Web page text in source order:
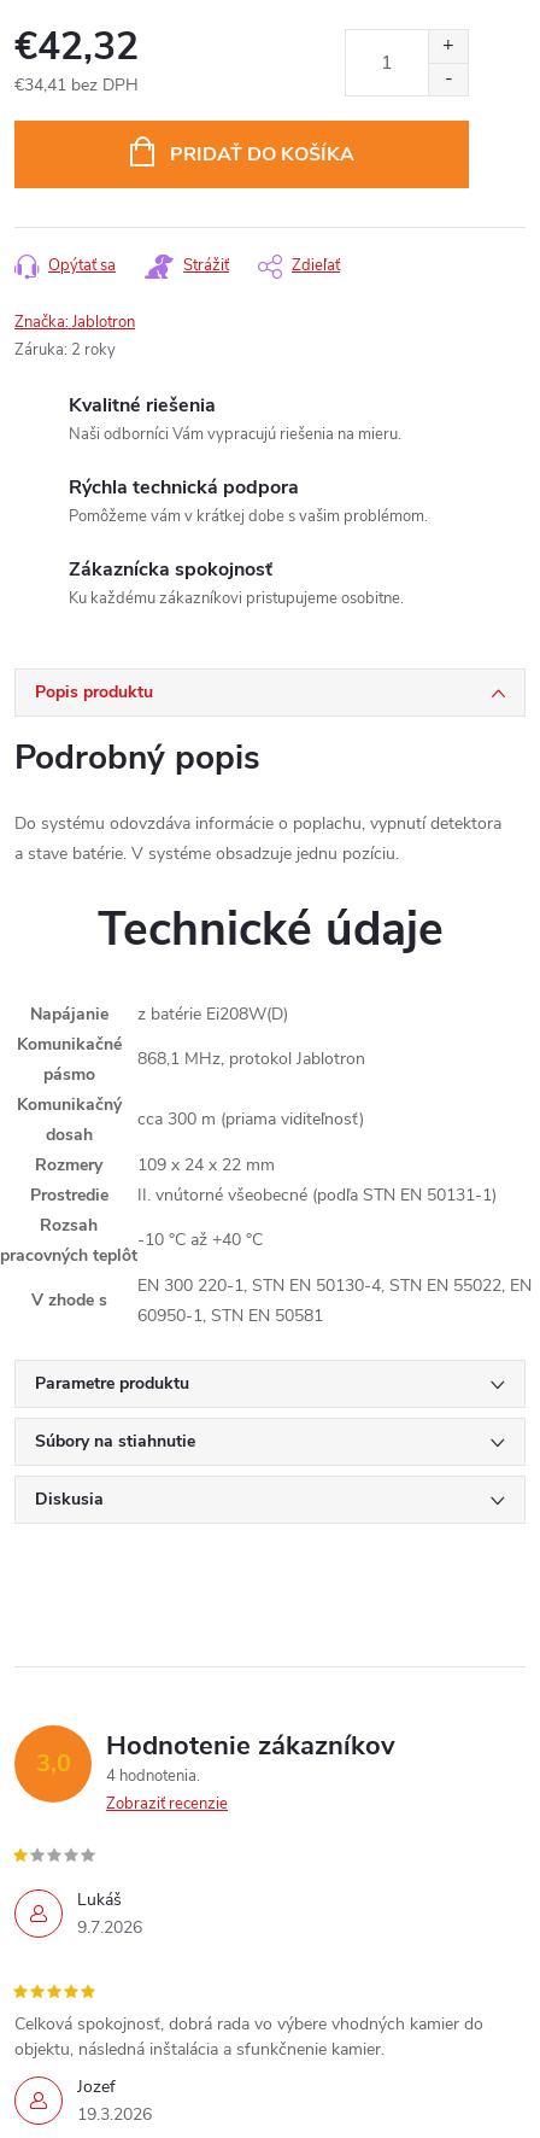
€42,32
€34,41 bez DPH
PRIDAŤ DO KOŠÍKA
Opýtať sa Strážiť Zdieľať
Značka:Jablotron
Záruka: 2 roky
Kvalitné riešenia
Naši odborníci Vám vypracujú riešenia na mieru.
Rýchla technická podpora
Pomôžeme vám v krátkej dobe s vašim problémom.
Zákaznícka spokojnosť
Ku každému zákazníkovi pristupujeme osobitne.
Popis produktu
Podrobný popis
Do systému odovzdáva informácie o poplachu, vypnutí detektora
a stave batérie. V systéme obsadzuje jednu pozíciu.
Technické údaje
Napájanie
z batérie Ei208W(D)
Komunikačné
pásmo
868,1 MHz, protokol Jablotron
Komunikačný
dosah
cca 300 m (priama viditeľnosť)
Rozmery
109 x 24 x 22 mm
Prostredie
II. vnútorné všeobecné (podľa STN EN 50131-1)
Rozsah
pracovných teplôt
-10 °C až +40 °C
V zhode s
EN 300 220-1, STN EN 50130-4, STN EN 55022, EN
60950-1, STN EN 50581
Parametre produktu
Súbory na stiahnutie
Diskusia
3,0 Hodnotenie zákazníkov
4 hodnotenia
Zobraziť recenzie
Lukáš
9.7.2026
Jozef
19.3.2026
Celková spokojnosť, dobrá rada vo výbere vhodných kamier do
objektu, následná inštalácia a sfunkčnenie kamier.